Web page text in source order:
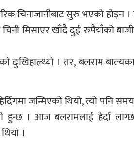
सुरु भएको होइन ।
मिसाएर खाँदै दुई रुपैयाँको
दुःखिहाल्थ्यो । तर, बलराम
जन्मिएको थियो, त्यो पनि
हुन्छ । आज बलरामलाई हेर्दा
।